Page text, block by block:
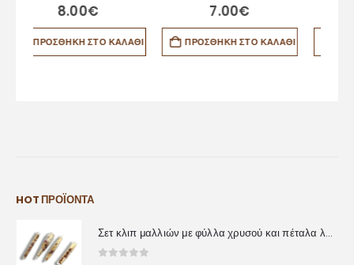
7.00
ΠΡΟΣΘΉΚΗ ΣΤΟ ΚΑΛΆΘΙ
10.00
ΠΡΟΣΘΉΚΗ ΣΤΟ ΚΑΛΆΘΙ
HOT ΠΡΟΪΌΝΤΑ
Σετ κλιπ μαλλιών με φύλλα χρυσού και πέταλα λουλουδιών